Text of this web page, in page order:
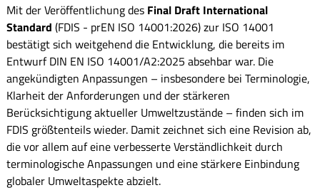
Mit der Veröffentlichung des Final Draft International
Standard (FDIS - prEN ISO 14001:2026) zur ISO 14001
bestätigt sich weitgehend die Entwicklung, die bereits im
Entwurf DIN EN ISO 14001/A2:2025 absehbar war. Die
angekündigten Anpassungen – insbesondere bei Terminologie,
Klarheit der Anforderungen und der stärkeren
Berücksichtigung aktueller Umweltzustände – finden sich im
FDIS größtenteils wieder. Damit zeichnet sich eine Revision ab,
die vor allem auf eine verbesserte Verständlichkeit durch
terminologische Anpassungen und eine stärkere Einbindung
globaler Umweltaspekte abzielt.